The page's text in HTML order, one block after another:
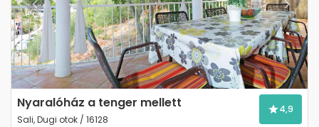
Previous Next
Nyaralóház a tenger mellett
Sali, Dugi otok / 16128
4,9